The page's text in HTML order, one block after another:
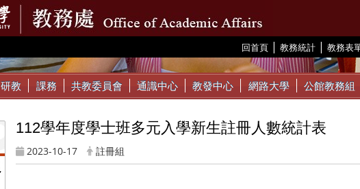
回首頁 | 教務統計 | 教務表
研教 課務 共教委員會 通識中心 教發中心 網路大學 公館教務組
112學年度學士班多元入學新生註冊人數統計表
2023-10-17 註冊組